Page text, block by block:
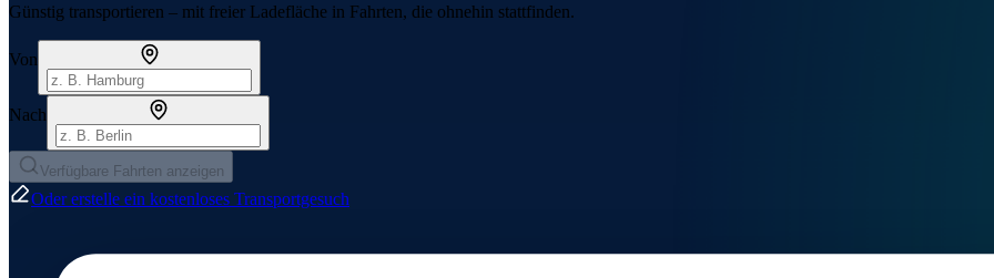
Günstig transportieren – mit freier Ladefläche in Fahrten, die ohnehin stattfinden.
Von
Nach
Verfügbare Fahrten anzeigen
Oder erstelle ein kostenloses Transportgesuch